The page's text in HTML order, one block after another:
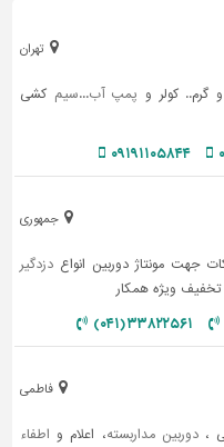
تهران
گرم.. کولر و پمپ آب...سیم کشی
۰۹۱۹۱۱۰۵۸۴۴
جمهوری
جهت مونتاژ دوربین انواع دزدگیر
۳۳۸۲۲۵۶۱ (۰۴۱)
فاطمی
،دوربین مداربسته، اعلام و اطفاء